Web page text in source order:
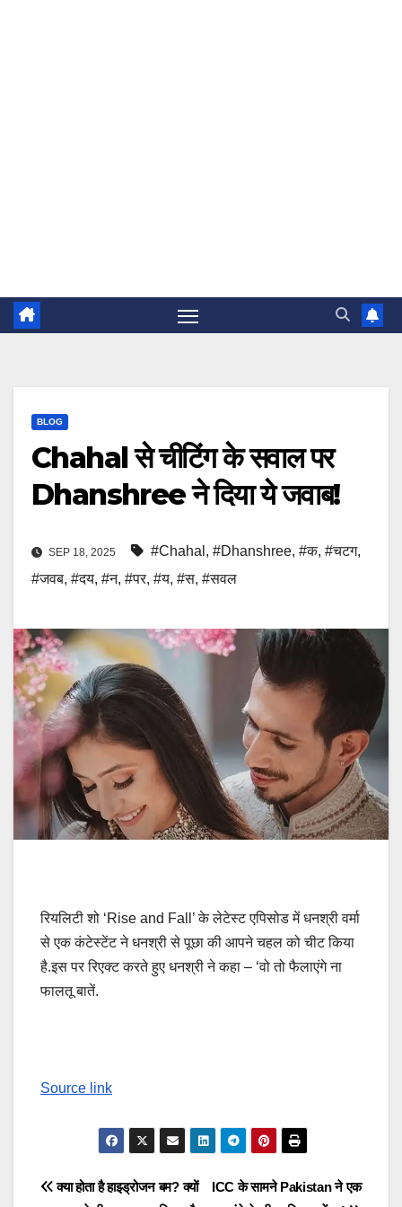
BLOG
Chahal से चीटिंग के सवाल पर
Dhanshree ने दिया ये जवाब!
SEP 18, 2025 #Chahal , #Dhanshree, #क, #चटग,
#जवब, #दय, #न, #पर, #य, #स, #सवल
रियलिटी शो ‘Rise and Fall’ के लेटेस्ट एपिसोड में धनश्री वर्मा
से एक कंटेस्टेंट ने धनश्री से पूछा की आपने चहल को चीट किया
है.इस पर रिएक्ट करते हुए धनश्री ने कहा – ‘वो तो फैलाएंगे ना
फालतू बातें.
Source link
Post
ICC के सामने Pakistan ने एक
क्या होता है हाइड्रोजन बम? क्यों